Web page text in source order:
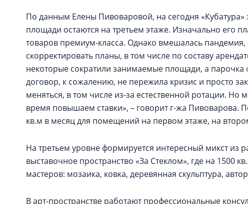
По данным Елены Пивоваровой, на сегодня
площади остаются на третьем этаже. Изначально его
товаров премиум-класса. Однако вмешалась
скорректировать планы, в том числе по составу
некоторые сократили занимаемые площади, а
договор, к сожалению, не пережила кризис и просто
меняться, в том числе из-за естественной ротации.
время повышаем ставки», – говорит г-жа Пивоварова.
кв.м в месяц для помещений на первом этаже, на
На третьем уровне формируется интересный микст из
выставочное пространство «За Стеклом», где на 1500
мастеров: мозаика, ковка, деревянная скульптура,
В арт-пространстве работают профессиональные